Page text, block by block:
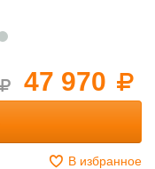
47 970
В избранное